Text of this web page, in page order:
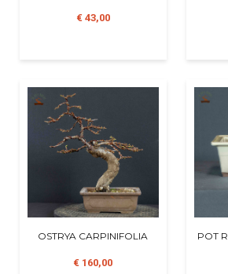
€ 43,00
OSTRYA CARPINIFOLIA
€ 160,00
POT